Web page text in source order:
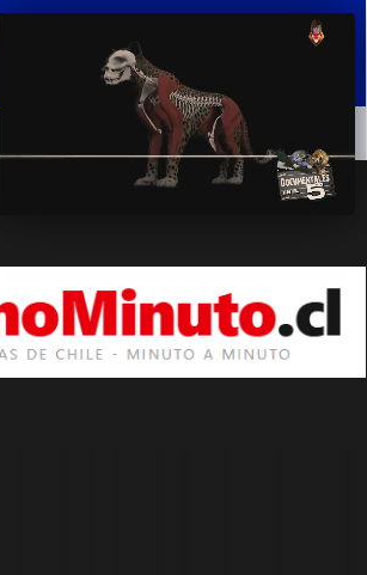
POLÍTICA